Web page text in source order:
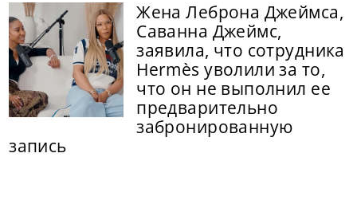
Жена Леброна Джеймса,
Саванна Джеймс,
заявила, что сотрудника
Hermès уволили за то,
что он не выполнил ее
предварительно
забронированную
запись